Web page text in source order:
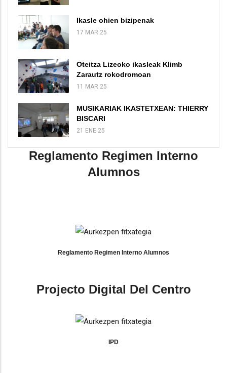
Ikasle ohien bizipenak
17 MAR 25
Oteitza Lizeoko ikasleak Klimb
Zarautz rokodromoan
11 MAR 25
MUSIKARIAK IKASTETXEAN: THIERRY
BISCARI
21 ENE 25
Reglamento Regimen Interno
Alumnos
Reglamento Regimen Interno Alumnos
Projecto Digital Del Centro
IPD